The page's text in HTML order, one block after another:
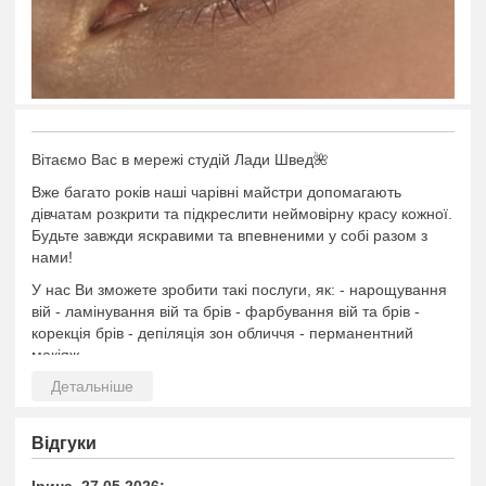
Вітаємо Вас в мережі студій Лади Швед🌺
Вже багато років наші чарівні майстри допомагають
дівчатам розкрити та підкреслити неймовірну красу кожної.
Будьте завжди яскравими та впевненими у собі разом з
нами!
У нас Ви зможете зробити такі послуги, як: - нарощування
вій - ламінування вій та брів - фарбування вій та брів -
корекція брів - депіляція зон обличчя - перманентний
макіяж
Також, наша школа проводить курси з 2015 року,
За цей час багато наших учнів виросли разом з нами,
Відгуки